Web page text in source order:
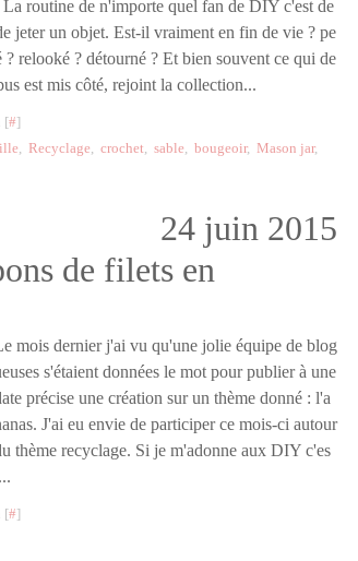
routine de n'importe quel fan de DIY c'est de
jeter un objet. Est-il vraiment en fin de vie ? pe
relooké ? détourné ? Et bien souvent ce qui de
est mis côté, rejoint la collection...
[#]
, Recyclage, crochet, sable, bougeoir, Mason jar,
24 juin 2015
de filets en
mois dernier j'ai vu qu'une jolie équipe de blog
s'étaient données le mot pour publier à une
précise une création sur un thème donné : l'a
J'ai eu envie de participer ce mois-ci autour
thème recyclage. Si je m'adonne aux DIY c'es
[#]